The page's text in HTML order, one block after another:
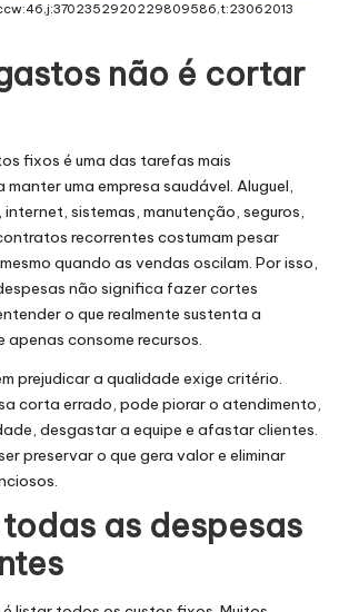
não é cortar
fixos é uma das tarefas mais
uma empresa saudável. Aluguel,
sistemas, manutenção, seguros,
recorrentes costumam pesar
quando as vendas oscilam. Por isso,
não significa fazer cortes
o que realmente sustenta a
apenas consome recursos.
prejudicar a qualidade exige critério.
corta errado, pode piorar o atendimento,
desgastar a equipe e afastar clientes.
preservar o que gera valor e eliminar
as despesas